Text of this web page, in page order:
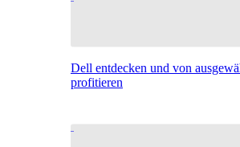
Dell entdecken und von
profitieren